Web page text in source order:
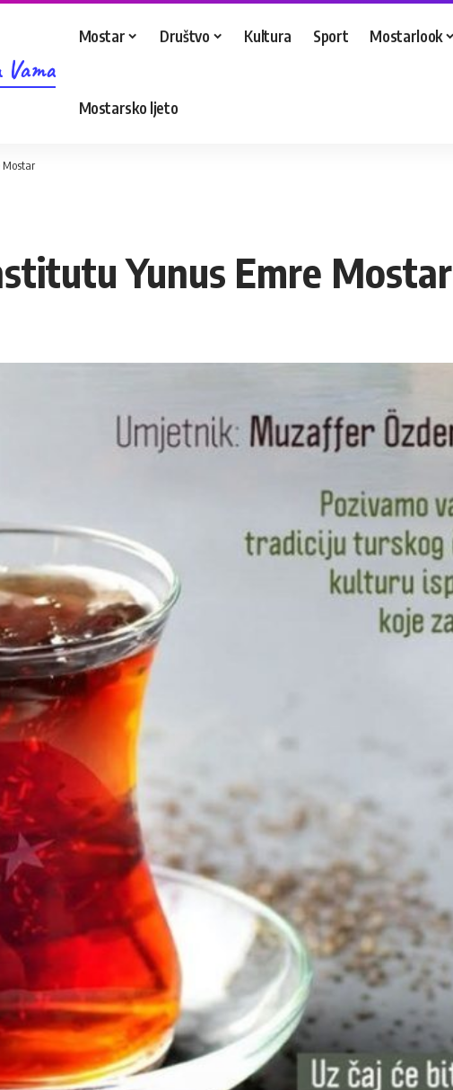
Mostar Društvo Kultura Sport Mostarlook
Mostarsko ljeto
Mostar
Yunus Emre Mostar